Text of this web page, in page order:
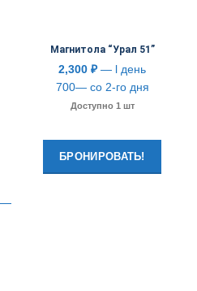
Магнитола “Урал 51”
2,300 ₽— l день
700— со 2-го дня
Доступно 1 шт
БРОНИРОВАТЬ!